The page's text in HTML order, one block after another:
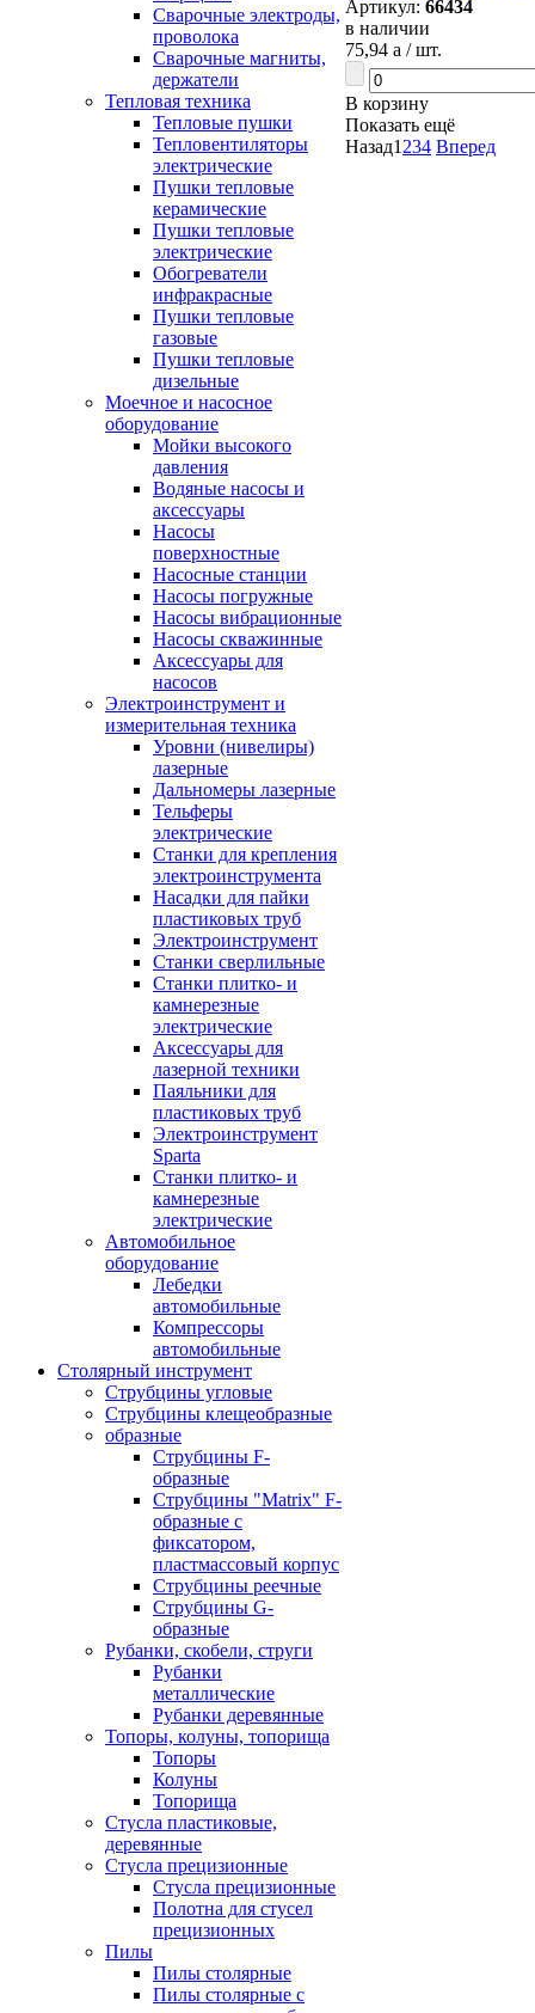
Сварочные электроды,
проволока
Сварочные магниты,
держатели
Тепловая техника
Тепловые пушки
Тепловентиляторы
электрические
Пушки тепловые
керамические
Пушки тепловые
электрические
Обогреватели
инфракрасные
Пушки тепловые
газовые
Пушки тепловые
дизельные
Моечное и насосное
оборудование
Мойки высокого
давления
Водяные насосы и
аксессуары
Насосы
поверхностные
Насосные станции
Насосы погружные
Насосы вибрационные
Насосы скважинные
Аксессуары для
насосов
Электроинструмент и
измерительная техника
Уровни (нивелиры)
лазерные
Дальномеры лазерные
Тельферы
электрические
Станки для крепления
электроинструмента
Насадки для пайки
пластиковых труб
Электроинструмент
Станки сверлильные
Станки плитко- и
камнерезные
электрические
Аксессуары для
лазерной техники
Паяльники для
пластиковых труб
Электроинструмент
Sparta
Станки плитко- и
камнерезные
электрические
Автомобильное
оборудование
Лебедки
автомобильные
Компрессоры
автомобильные
Столярный инструмент
Струбцины угловые
Струбцины клещеобразные
образные
Струбцины F-
образные
Струбцины "Matrix" F-
образные с
фиксатором,
пластмассовый корпус
Струбцины реечные
Струбцины G-
образные
Рубанки, скобели, струги
Рубанки
металлические
Рубанки деревянные
Топоры, колуны, топорища
Топоры
Колуны
Топорища
Стусла пластиковые,
деревянные
Стусла прецизионные
Стусла прецизионные
Полотна для стусел
прецизионных
Пилы
Пилы столярные
Пилы столярные с
Артикул: 66434
в наличии
75,94 a / шт.
В корзину
Показать ещё
Назад1 234 Вперед